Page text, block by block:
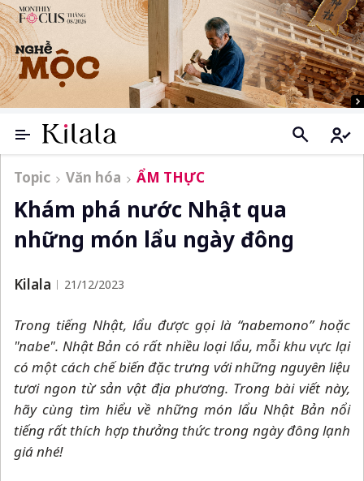
Topic Văn hóa ẨM THỰC
Khám phá nước Nhật qua
những món lẩu ngày đông
Kilala 21/12/2023
Trong tiếng Nhật, lẩu được gọi là “nabemono” hoặc
"nabe". Nhật Bản có rất nhiều loại lẩu, mỗi khu vực lại
có một cách chế biến đặc trưng với những nguyên liệu
tươi ngon từ sản vật địa phương. Trong bài viết này,
hãy cùng tìm hiểu về những món lẩu Nhật Bản nổi
tiếng rất thích hợp thưởng thức trong ngày đông lạnh
giá nhé!